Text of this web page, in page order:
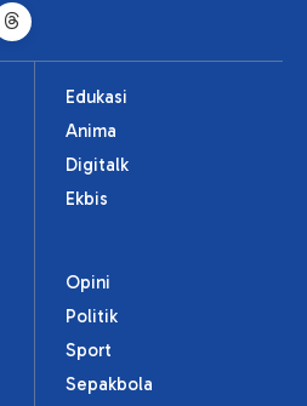
Edukasi
Anima
Digitalk
Ekbis
Opini
Politik
Sport
Sepakbola